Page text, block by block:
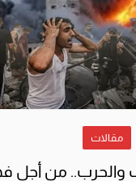
مقالات
والحرب.. من أجل